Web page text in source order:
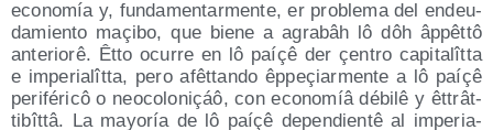
eco­no­mía y, fun­da­men­tar­men­te, er pro­ble­ma del endeu­
da­mien­to maçi­bo, que bie­ne a agra­bâh lô dôh âppêt­tô
ante­rio­rê. Êtto ocu­rre en lô paíçê der çen­tro capi­ta­lît­ta
e impe­ria­lît­ta, pero afêt­tan­do êppeçiar­men­te a lô paíçê
peri­fé­ri­cô o neo­co­lo­niçáô, con eco­no­míâ débi­lê y êttrât­
ti­bît­tâ. La mayo­ría de lô paíçê depen­dien­tê al impe­ria­